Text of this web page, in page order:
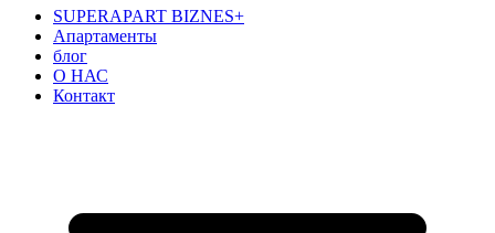
SUPERAPART BIZNES+
Апартаменты
блог
О НАС
Контакт